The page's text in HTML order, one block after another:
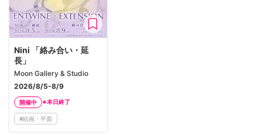
Nini 「絡み合い・延
長」
Moon Gallery & Studio
2026/8/5-8/9
開催中 ※本日終了
#絵画・平面